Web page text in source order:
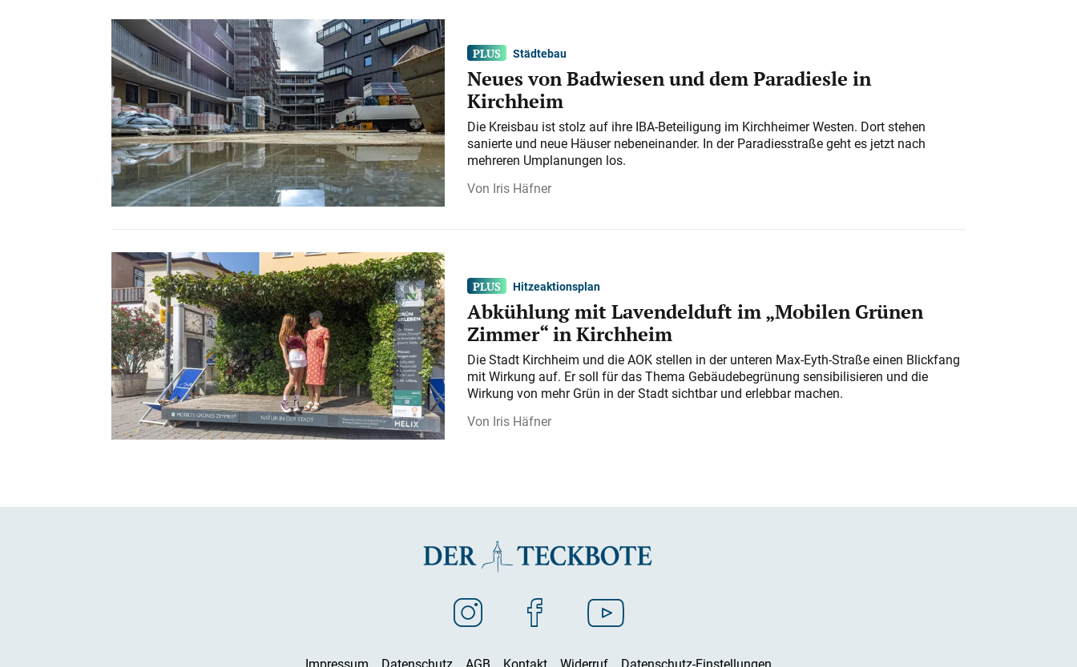
Städtebau
Neues von Badwiesen und dem Paradiesle in
Kirchheim
Die Kreisbau ist stolz auf ihre IBA-Beteiligung im Kirchheimer Westen. Dort stehen
sanierte und neue Häuser nebeneinander. In der Paradiesstraße geht es jetzt nach
mehreren Umplanungen los.
Iris Häfner
Hitzeaktionsplan
Abkühlung mit Lavendelduft im „Mobilen Grünen
Zimmer“ in Kirchheim
Die Stadt Kirchheim und die AOK stellen in der unteren Max-Eyth-Straße einen Blickfang
mit Wirkung auf. Er soll für das Thema Gebäudebegrünung sensibilisieren und die
Wirkung von mehr Grün in der Stadt sichtbar und erlebbar machen.
Iris Häfner
Impressum Datenschutz AGB Kontakt Widerruf Datenschutz-Einstellungen